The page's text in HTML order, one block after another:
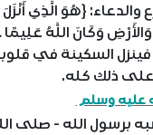
والدعاء: {هُوَ الَّذِي
السكينة في
على ذلك كله.
عليه وسلم
برسول الله - صلى